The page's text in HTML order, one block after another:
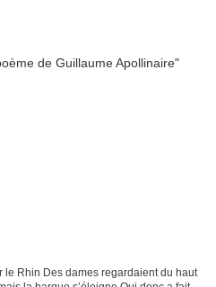
le Rhin Des dames regardaient du haut